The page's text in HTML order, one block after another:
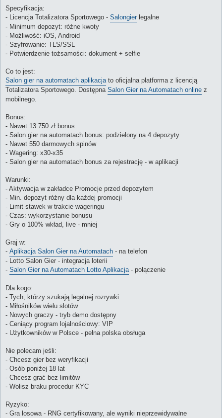
Specyfikacja:
- Licencja Totalizatora Sportowego - Salongier legalne
- Minimum depozyt: różne kwoty
- Możliwość: iOS, Android
- Szyfrowanie: TLS/SSL
- Potwierdzenie tożsamości: dokument + selfie
Co to jest:
Salon gier na automatach aplikacjato oficjalna platforma z licencją
Totalizatora Sportowego. Dostępna Salon Gier na Automatach online z
mobilnego.
Bonus:
- Nawet 13 750 zł bonus
- Salon gier na automatach bonus: podzielony na 4 depozyty
- Nawet 550 darmowych spinów
- Wagering: x30-x35
- Salon gier na automatach bonus za rejestrację - w aplikacji
Warunki:
- Aktywacja w zakładce Promocje przed depozytem
- Min. depozyt różny dla każdej promocji
- Limit stawek w trakcie wageringu
- Czas: wykorzystanie bonusu
- Gry o 100% wkład, live - mniej
Graj w:
- Aplikacja Salon Gier na Automatach - na telefon
- Lotto Salon Gier - integracja loterii
- Salon Gier na Automatach Lotto Aplikacja- połączenie
Dla kogo:
- Tych, którzy szukają legalnej rozrywki
- Miłośników wielu slotów
- Nowych graczy - tryb demo dostępny
- Ceniący program lojalnościowy: VIP
- Użytkowników w Polsce - pełna polska obsługa
Nie polecam jeśli:
- Chcesz gier bez weryfikacji
- Osób poniżej 18 lat
- Chcesz grać bez limitów
- Wolisz braku procedur KYC
Ryzyko:
- Gra losowa - RNG certyfikowany, ale wyniki nieprzewidywalne